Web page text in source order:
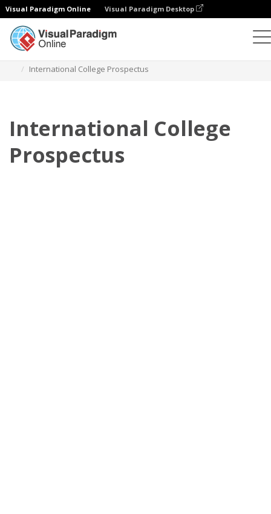
Visual Paradigm Online Visual Paradigm Desktop
International College Prospectus
International College
Prospectus